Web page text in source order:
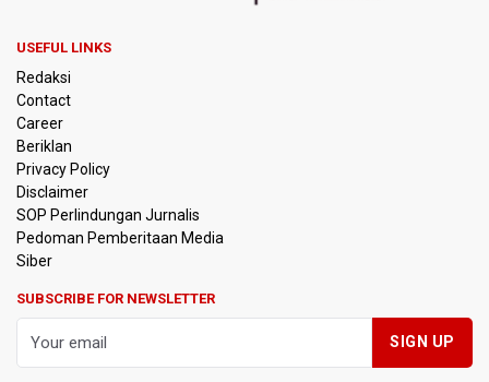
PSSI Evaluasi TImnas Indonesia Setelah Gagal Tembus
Ditahan Imbang Singapura 1-1
Pemerintah Matangkan Rencana Pembaruan Buku Ajar
Nasional
Pendakian Gunung Gede Pangrango Ditutup karena
Indonesia
USEFUL LINKS
Redaksi
Contact
Career
Beriklan
Privacy Policy
Disclaimer
SOP Perlindungan Jurnalis
Pedoman Pemberitaan Media
Siber
SUBSCRIBE FOR NEWSLETTER